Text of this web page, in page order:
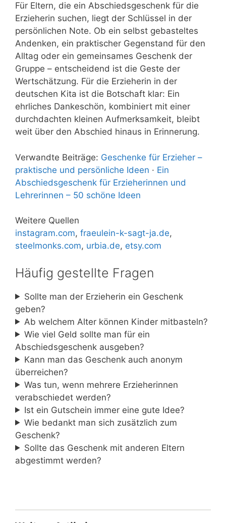
Für Eltern, die ein Abschiedsgeschenk für die
Erzieherin suchen, liegt der Schlüssel in der
persönlichen Note. Ob ein selbst gebasteltes
Andenken, ein praktischer Gegenstand für den
Alltag oder ein gemeinsames Geschenk der
Gruppe – entscheidend ist die Geste der
Wertschätzung. Für die Erzieherin in der
deutschen Kita ist die Botschaft klar: Ein
ehrliches Dankeschön, kombiniert mit einer
durchdachten kleinen Aufmerksamkeit, bleibt
weit über den Abschied hinaus in Erinnerung.
Verwandte Beiträge: Geschenke für Erzieher –
praktische und persönliche Ideen · Ein
Abschiedsgeschenk für Erzieherinnen und
Lehrerinnen – 50 schöne Ideen
Weitere Quellen
instagram.com, fraeulein-k-sagt-ja.de,
steelmonks.com, urbia.de, etsy.com
Häufig gestellte Fragen
Sollte man der Erzieherin ein Geschenk
geben?
Ab welchem Alter können Kinder mitbasteln?
Wie viel Geld sollte man für ein
Abschiedsgeschenk ausgeben?
Kann man das Geschenk auch anonym
überreichen?
Was tun, wenn mehrere Erzieherinnen
verabschiedet werden?
Ist ein Gutschein immer eine gute Idee?
Wie bedankt man sich zusätzlich zum
Geschenk?
Sollte das Geschenk mit anderen Eltern
abgestimmt werden?